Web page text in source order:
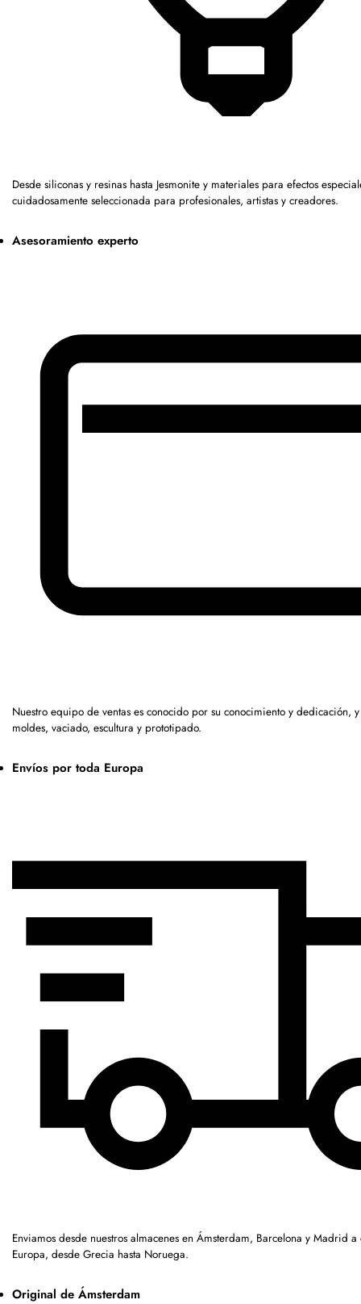
Desde siliconas y resinas hasta Jesmonite y materiales para efectos
cuidadosamente seleccionada para profesionales, artistas y creadores.
Asesoramiento experto
Nuestro equipo de ventas es conocido por su conocimiento y dedicación,
moldes, vaciado, escultura y prototipado.
Envíos por toda Europa
Enviamos desde nuestros almacenes en Ámsterdam, Barcelona y Madrid
Europa, desde Grecia hasta Noruega.
Original de Ámsterdam